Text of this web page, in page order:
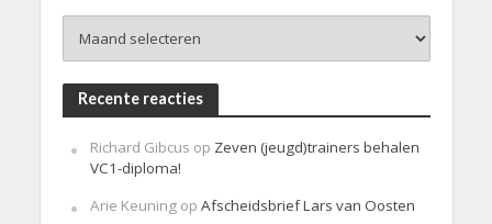
Recente reacties
Richard Gibcus op Zeven (jeugd)trainers behalen
VC1-diploma!
Arie Keuningop Afscheidsbrief Lars van Oosten